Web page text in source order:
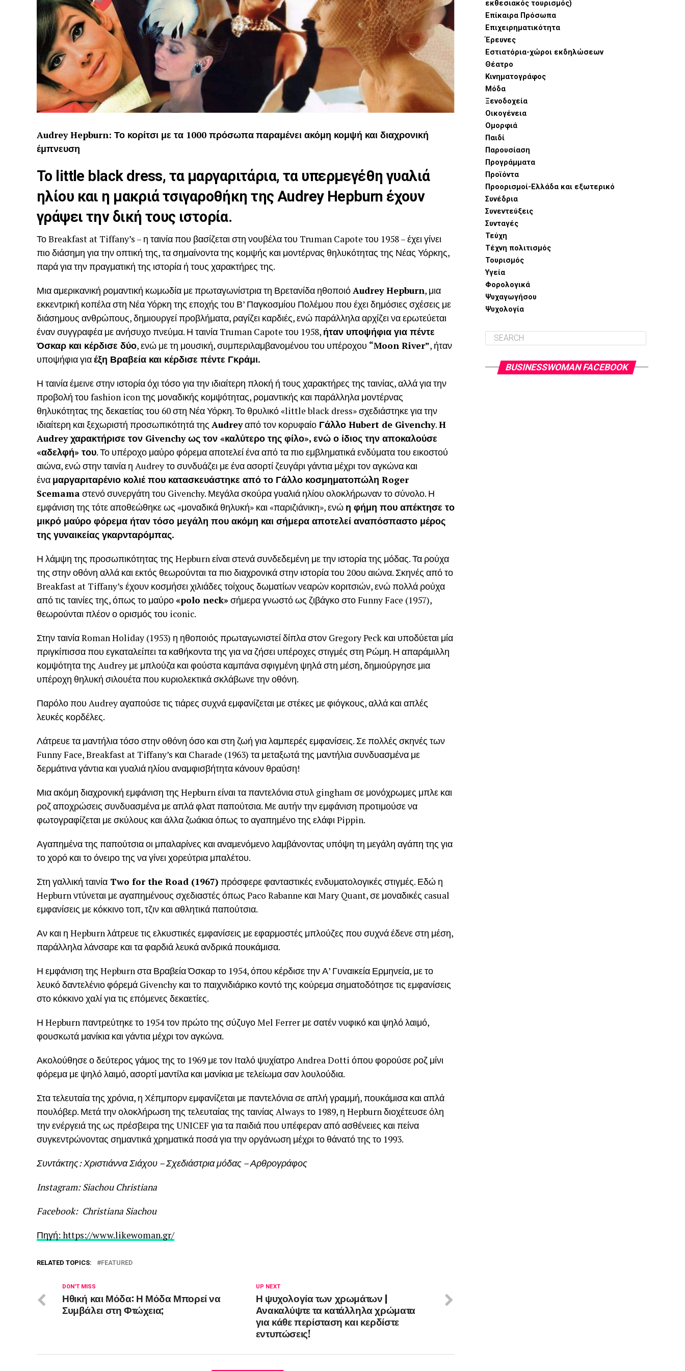
Audrey Hepburn: Το κορίτσι με τα 1000 πρόσωπαπαραμένει ακόμη κομψή και διαχρονική
έμπνευση
Το little black dress, τα μαργαριτάρια, τα υπερμεγέθη γυαλιά
ηλίου και η μακριά τσιγαροθήκη της Audrey Hepburn έχουν
γράψει την δική τους ιστορία.
Το Breakfast at Tiffany’s – η ταινία που βασίζεται στη νουβέλα του Truman Capote του 1958 – έχει γίνει
πιο διάσημη για την οπτική της, τα σημαίνοντα της κομψής και μοντέρνας θηλυκότητας της Νέας Υόρκης,
παρά για την πραγματική της ιστορία ή τους χαρακτήρες της.
Μια αμερικανική ρομαντική κωμωδία με πρωταγωνίστρια τη Βρετανίδα ηθοποιό Audrey Hepburn, μια
εκκεντρική κοπέλα στη Νέα Υόρκη της εποχής του Β’ Παγκοσμίου Πολέμου που έχει δημόσιες σχέσεις με
διάσημους ανθρώπους, δημιουργεί προβλήματα, ραγίζει καρδιές, ενώ παράλληλα αρχίζει να ερωτεύεται
έναν συγγραφέα με ανήσυχο πνεύμα. Η ταινία Truman Capote του 1958, ήταν υποψήφια για πέντε
Όσκαρ και κέρδισε δύο, ενώ με τη μουσική, συμπεριλαμβανομένου του υπέροχου “Moon River”, ήταν
υποψήφια γιαέξη Βραβεία και κέρδισε πέντε Γκράμι.
Η ταινία έμεινε στην ιστορία όχι τόσο για την ιδιαίτερη πλοκή ή τους χαρακτήρες της ταινίας, αλλά για την
προβολή του fashion icon της μοναδικής κομψότητας, ρομαντικής και παράλληλα μοντέρνας
θηλυκότητας της δεκαετίας του 60 στη Νέα Υόρκη. Το θρυλικό «little black dress» σχεδιάστηκε για την
ιδιαίτερη και ξεχωριστή προσωπικότητά της Audreyαπό τον κορυφαίο Γάλλο Hubert de Givenchy.H
Audrey χαρακτήρισε τον Givenchy ως τον «καλύτερο της φίλο», ενώ ο ίδιος την αποκαλούσε
«αδελφή» του. Το υπέροχο μαύρο φόρεμα αποτελεί ένα από τα πιο εμβληματικά ενδύματα του εικοστού
αιώνα, ενώ στην ταινία η Audrey το συνδυάζει με ένα ασορτί ζευγάρι γάντια μέχρι τον αγκώνα και
ένα μαργαριταρένιο κολιέ που κατασκευάστηκε από το Γάλλο κοσμηματοπώλη Roger
Scemama στενό συνεργάτη του Givenchy. Μεγάλα σκούρα γυαλιά ηλίου ολοκλήρωναν το σύνολο. Η
εμφάνιση της τότε αποθεώθηκε ως «μοναδικά θηλυκή» και «παριζιάνικη», ενώ η φήμη που απέκτησε το
μικρό μαύρο φόρεμα ήταν τόσο μεγάλη που ακόμη και σήμερα αποτελεί αναπόσπαστο μέρος
της γυναικείας γκαρνταρόμπας.
Η λάμψη της προσωπικότητας της Hepburn είναι στενά συνδεδεμένη με την ιστορία της μόδας. Τα ρούχα
της στην οθόνη αλλά και εκτός θεωρούνται τα πιο διαχρονικά στην ιστορία του 20ου αιώνα. Σκηνές από το
Breakfast at Tiffany’s έχουν κοσμήσει χιλιάδες τοίχους δωματίων νεαρών κοριτσιών, ενώ πολλά ρούχα
από τις ταινίες της, όπως το μαύρο«polo neck»σήμερα γνωστό ως ζιβάγκο στο Funny Face (1957),
θεωρούνται πλέον ο ορισμός του iconic.
Στην ταινία Roman Holiday (1953) η ηθοποιός πρωταγωνιστεί δίπλα στον Gregory Peck και υποδύεται μία
πριγκίπισσα που εγκαταλείπει τα καθήκοντα της για να ζήσει υπέροχες στιγμές στη Ρώμη. Η απαράμιλλη
κομψότητα της Audrey με μπλούζα και φούστα καμπάνα σφιγμένη ψηλά στη μέση, δημιούργησε μια
υπέροχη θηλυκή σιλουέτα που κυριολεκτικά σκλάβωνε την οθόνη.
Παρόλο που Audrey αγαπούσε τις τιάρες συχνά εμφανίζεται με στέκες με φιόγκους, αλλά και απλές
λευκές κορδέλες.
Λάτρευε τα μαντήλια τόσο στην οθόνη όσο και στη ζωή για λαμπερές εμφανίσεις. Σε πολλές σκηνές των
Funny Face, Breakfast at Tiffany’s και Charade (1963) τα μεταξωτά της μαντήλια συνδυασμένα με
δερμάτινα γάντια και γυαλιά ηλίου αναμφισβήτητα κάνουν θραύση!
Μια ακόμη διαχρονική εμφάνιση της Hepburn είναι τα παντελόνια στυλ gingham σε μονόχρωμες μπλε και
ροζ αποχρώσεις συνδυασμένα με απλά φλατ παπούτσια. Με αυτήν την εμφάνιση προτιμούσε να
φωτογραφίζεται με σκύλους και άλλα ζωάκια όπως το αγαπημένο της ελάφι Pippin.
Αγαπημένα της παπούτσια οι μπαλαρίνες και αναμενόμενο λαμβάνοντας υπόψη τη μεγάλη αγάπη της για
το χορό και το όνειρο της να γίνει χορεύτρια μπαλέτου.
Στη γαλλική ταινία Two for the Road (1967) πρόσφερε φανταστικές ενδυματολογικές στιγμές. Εδώ η
Hepburn ντύνεται με αγαπημένους σχεδιαστές όπως Paco Rabanne και Mary Quant, σε μοναδικές casual
εμφανίσεις με κόκκινο τοπ, τζιν και αθλητικά παπούτσια.
Αν και η Hepburn λάτρευε τις ελκυστικές εμφανίσεις με εφαρμοστές μπλούζες που συχνά έδενε στη μέση,
παράλληλα λάνσαρε και τα φαρδιά λευκά ανδρικά πουκάμισα.
Η εμφάνιση της Hepburn στα Βραβεία Όσκαρ το 1954, όπου κέρδισε την Α’ Γυναικεία Ερμηνεία, με το
λευκό δαντελένιο φόρεμά Givenchy και το παιχνιδιάρικο κοντό της κούρεμα σηματοδότησε τις εμφανίσεις
στο κόκκινο χαλί για τις επόμενες δεκαετίες.
Η Hepburn παντρεύτηκε το 1954 τον πρώτο της σύζυγο Mel Ferrer με σατέν νυφικό και ψηλό λαιμό,
φουσκωτά μανίκια και γάντια μέχρι τον αγκώνα.
Ακολούθησε ο δεύτερος γάμος της το 1969 με τον Ιταλό ψυχίατρο Andrea Dotti όπου φορούσε ροζ μίνι
φόρεμα με ψηλό λαιμό, ασορτί μαντίλα και μανίκια με τελείωμα σαν λουλούδια.
Στα τελευταία της χρόνια, η Χέπμπορν εμφανίζεται με παντελόνια σε απλή γραμμή, πουκάμισα και απλά
πουλόβερ. Μετά την ολοκλήρωση της τελευταίας της ταινίας Always το 1989, η Hepburn διοχέτευσε όλη
την ενέργειά της ως πρέσβειρα της UNICEF για τα παιδιά που υπέφεραν από ασθένειες και πείνα
συγκεντρώνοντας σημαντικά χρηματικά ποσά για την οργάνωση μέχρι το θάνατό της το 1993.
Συντάκτης: Χριστιάννα Σιάχου – Σχεδιάστρια μόδας – Αρθρογράφος
Instagram: Siachou Christiana
Facebook: Christiana Siachou
Πηγή: https://www.likewoman.gr/
RELATED TOPICS: FEATURED
UP NEXT
Η ψυχολογία των χρωμάτων |
Ανακαλύψτε τα κατάλληλα χρώματα
για κάθε περίσταση και κερδίστε
εντυπώσεις!
DON'T MISS
Ηθική και Μόδα: Η Μόδα Μπορεί να
Συμβάλει στη Φτώχεια;
εκθεσιακός τουρισμός)
Επίκαιρα Πρόσωπα
Επιχειρηματικότητα
Έρευνες
Εστιατόρια-χώροι εκδηλώσεων
Θέατρο
Κινηματογράφος
Μόδα
Ξενοδοχεία
Οικογένεια
Ομορφιά
Παιδί
Παρουσίαση
Προγράμματα
Προϊόντα
Προορισμοί-Ελλάδα και εξωτερικό
Συνέδρια
Συνεντεύξεις
Συνταγές
Τεύχη
Τέχνη πολιτισμός
Τουρισμός
Υγεία
Φορολογικά
Ψυχαγωγήσου
Ψυχολογία
BUSINESSWOMAN FACEBOOK